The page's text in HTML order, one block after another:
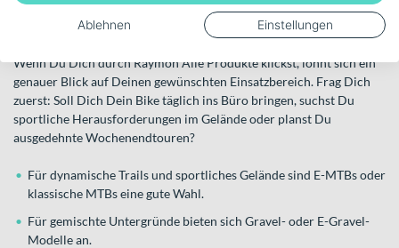
Raymon Bike
Wenn Du Dich durch Raymon Alle Produkte klickst, lohnt sich ein
genauer Blick auf Deinen gewünschten Einsatzbereich. Frag Dich
zuerst: Soll Dich Dein Bike täglich ins Büro bringen, suchst Du
sportliche Herausforderungen im Gelände oder planst Du
ausgedehnte Wochenendtouren?
Für dynamische Trails und sportliches Gelände sind E-MTBs oder
klassische MTBs eine gute Wahl.
Für gemischte Untergründe bieten sich Gravel- oder E-Gravel-
Modelle an.
Ablehnen Einstellungen